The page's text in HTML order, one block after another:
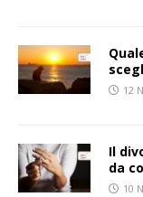
12
Il
da
10